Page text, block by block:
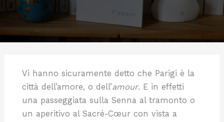
Vi hanno sicuramente detto che Parigi è la
città dell’amore, o dell’amour. E in effetti
una passeggiata sulla Senna al tramonto o
un aperitivo al Sacré-Cœur con vista a